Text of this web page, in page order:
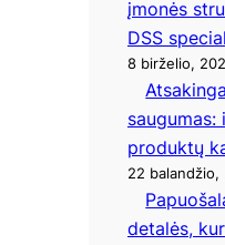
įmonės
DSS
8 birželio,
produktų
22 balandžio,
detalės,